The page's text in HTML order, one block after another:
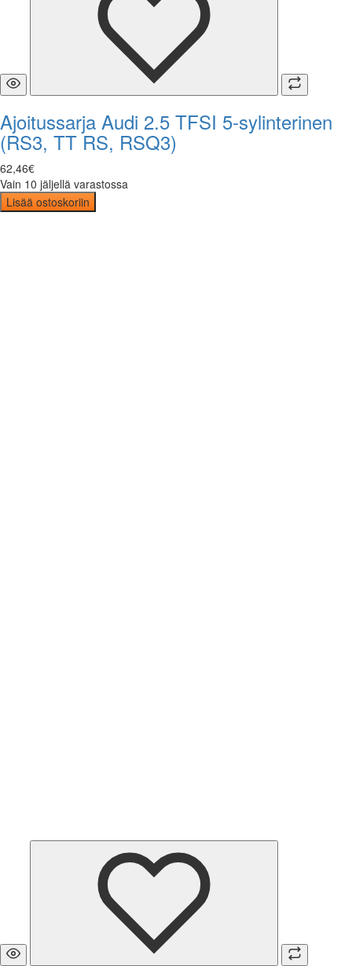
Ajoitussarja Audi 2.5 TFSI 5-sylinterinen
(RS3, TT RS, RSQ3)
62,46€
Vain 10 jäljellä varastossa
Lisää ostoskoriin